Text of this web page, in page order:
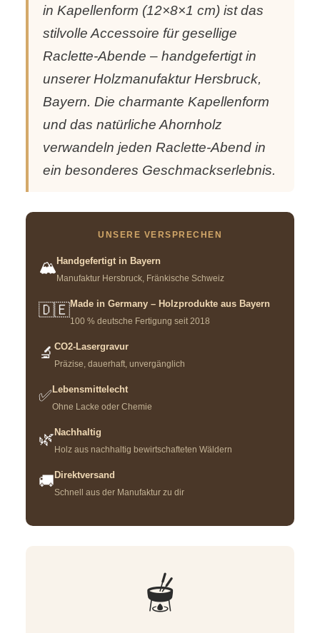
in Kapellenform (12×8×1 cm) ist das
stilvolle Accessoire für gesellige
Raclette-Abende – handgefertigt in
unserer Holzmanufaktur Hersbruck,
Bayern. Die charmante Kapellenform
und das natürliche Ahornholz
verwandeln jeden Raclette-Abend in
ein besonderes Geschmackserlebnis.
🫕
UNSERE VERSPRECHEN
🏔️ Handgefertigt in Bayern
Manufaktur Hersbruck, Fränkische Schweiz
🇩🇪Made in Germany – Holzprodukte aus Bayern
100 % deutsche Fertigung seit 2018
🔬 CO2-Lasergravur
Präzise, dauerhaft, unvergänglich
✅ Lebensmittelecht
Ohne Lacke oder Chemie
🌿 Nachhaltig
Holz aus nachhaltig bewirtschafteten Wäldern
🚚 Direktversand
Schnell aus der Manufaktur zu dir